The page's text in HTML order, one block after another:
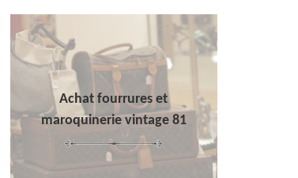
Achat fourrures et
maroquinerie vintage 81